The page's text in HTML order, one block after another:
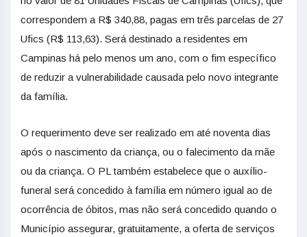
correspondem a R$ 340,88, pagas em três parcelas de 27
Ufics (R$ 113,63). Será destinado a residentes em
Campinas há pelo menos um ano, com o fim específico
de reduzir a vulnerabilidade causada pelo novo integrante
da família.
O requerimento deve ser realizado em até noventa dias
após o nascimento da criança, ou o falecimento da mãe
ou da criança. O PL também estabelece que o auxílio-
funeral será concedido à família em número igual ao de
ocorrência de óbitos, mas não será concedido quando o
Município assegurar, gratuitamente, a oferta de serviços